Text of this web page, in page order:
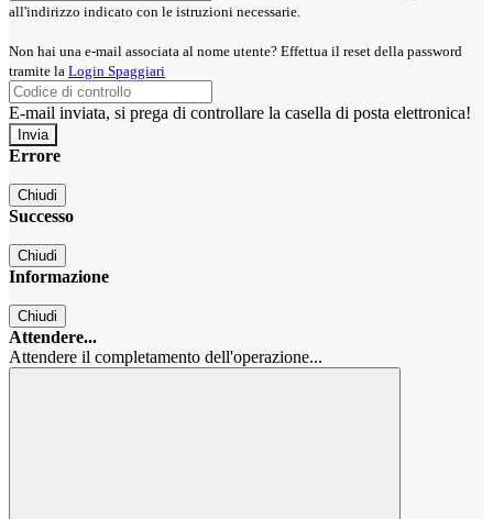
all'indirizzo indicato con le istruzioni necessarie.
Non hai una e-mail associata al nome utente? Effettua il reset della password
tramite la Login Spaggiari
E-mail inviata, si prega di controllare la casella di posta elettronica!
Errore
Chiudi
Successo
Chiudi
Informazione
Chiudi
Attendere...
Attendere il completamento dell'operazione...